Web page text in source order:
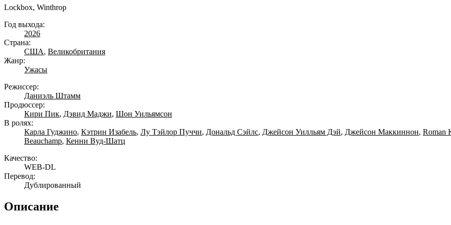
Lockbox, Winthrop
Год выхода:
2026
Страна:
США, Великобритания
Жанр:
Ужасы
Режиссер:
Даниэль Штамм
Продюссер:
Кири Пик, Дэвид Маджи, Шон Уильямсон
В ролях:
Карла Гуджино, Кэтрин Изабель, Лу Тэйлор Пуччи, Дональд Сэйлс, Джейсон Уилльям Дэй, Джейсон Маккиннон, Roman
Beauchamp, Кенни Вуд-Шатц
Качество:
WEB-DL
Перевод:
Дублированный
Описание